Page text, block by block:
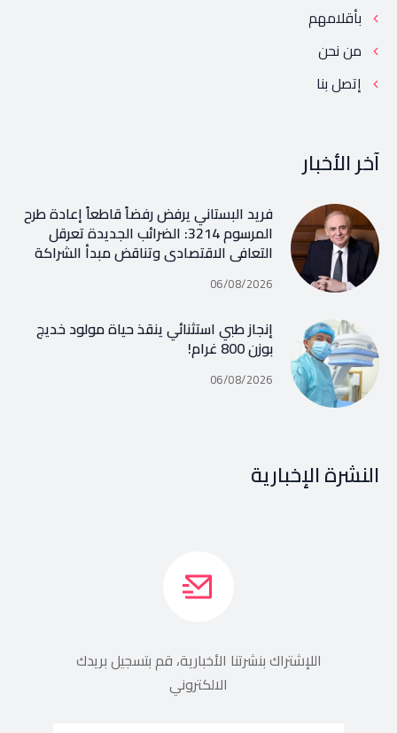
بأقلامهم
من نحن
إتصل بنا
آخر الأخبار
فريد البستاني يرفض رفضاً قاطعاً إعادة طرح
المرسوم 3214: الضرائب الجديدة تعرقل
التعافي الاقتصادي وتناقض مبدأ الشراكة
06/08/2026
إنجاز طبي استثنائي ينقذ حياة مولود خديج
بوزن 800 غرام!
06/08/2026
النشرة الإخبارية
اللإشتراك بنشرتنا الأخبارية، قم بتسجيل بريدك
الالكتروني